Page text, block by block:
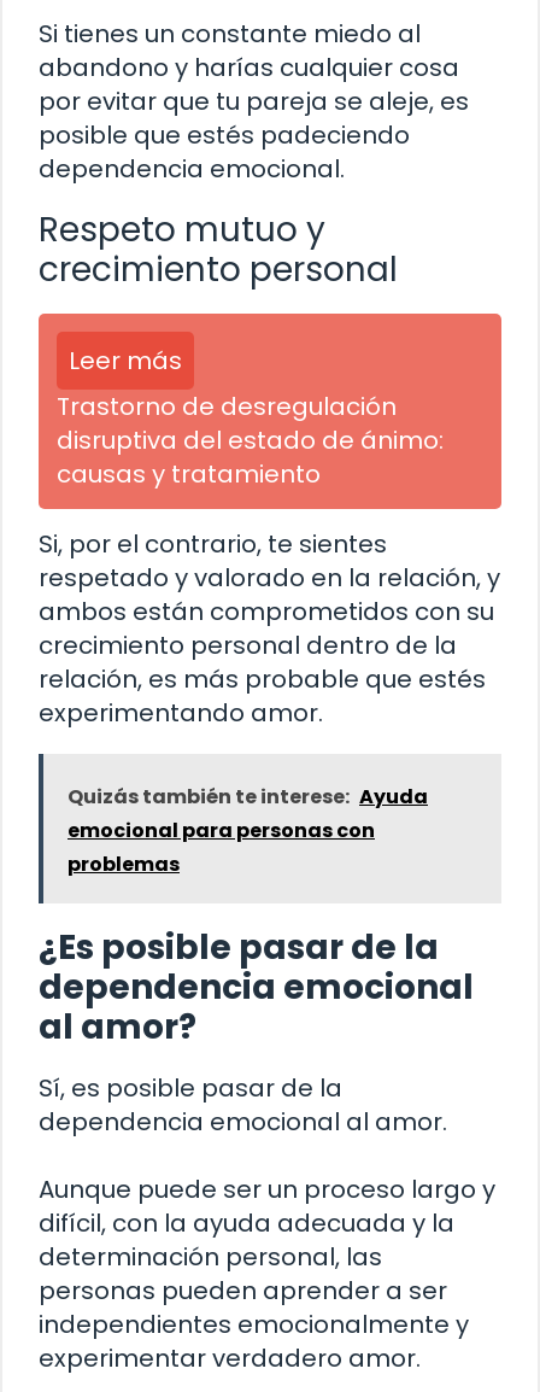
Si tienes un constante miedo al
abandono y harías cualquier cosa
por evitar que tu pareja se aleje, es
posible que estés padeciendo
dependencia emocional.
Respeto mutuo y
crecimiento personal
Leer más
Trastorno de desregulación
disruptiva del estado de ánimo:
causas y tratamiento
Si, por el contrario, te sientes
respetado y valorado en la relación, y
ambos están comprometidos con su
crecimiento personal dentro de la
relación, es más probable que estés
experimentando amor.
Quizás también te interese: Ayuda
emocional para personas con
problemas
¿Es posible pasar de la
dependencia emocional
al amor?
Sí, es posible pasar de la
dependencia emocional al amor.
Aunque puede ser un proceso largo y
difícil, con la ayuda adecuada y la
determinación personal, las
personas pueden aprender a ser
independientes emocionalmente y
experimentar verdadero amor.